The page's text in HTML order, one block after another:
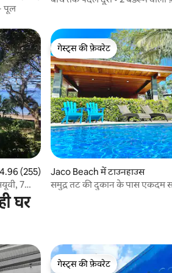
पूल
रेटिंग 5 में से 4.96, 255 समीक्षाएँ
4.96 (255)
7
गेस्ट्स की फ़ेवरेट
गेस्ट्स की फ़ेवरेट
Jaco Beach में टाउनहाउस
समुद्र तट की दुकान के पास एकदम
घर
गेस्ट्स की फ़ेवरेट
गेस्ट्स की फ़ेवरेट